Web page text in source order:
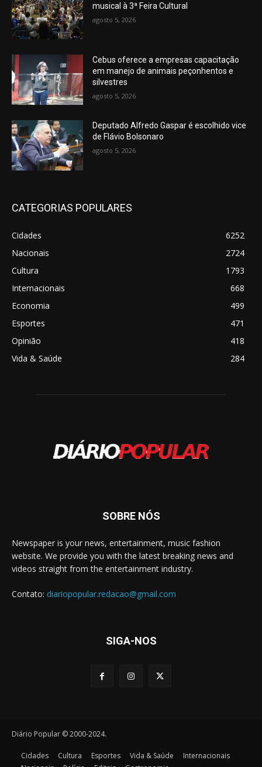
musical à 3ª Feira Cultural
agosto 5, 2026
Cebus oferece a empresas capacitação
em manejo de animais peçonhentos e
silvestres
agosto 5, 2026
Deputado Alfredo Gaspar é escolhido vice
de Flávio Bolsonaro
agosto 5, 2026
CATEGORIAS POPULARES
Cidades
6252
Nacionais
2724
Cultura
1793
Internacionais
668
Economia
499
Esportes
471
Opinião
418
Vida & Saúde
284
SOBRE NÓS
Newspaper is your news, entertainment, music fashion
website. We provide you with the latest breaking news and
videos straight from the entertainment industry.
Contato: diariopopular.redacao@gmail.com
SIGA-NOS
Diário Popular © 2000-2024.
Cidades Cultura Esportes Vida & Saúde
Internacionais